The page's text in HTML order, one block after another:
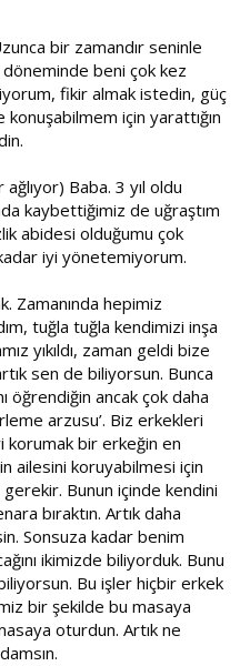
bir zamandır seninle
döneminde beni çok kez
fikir almak istedin, güç
için yarattığın
Baba. 3 yıl oldu
kaybettiğimiz de uğraştım
abidesi olduğumu çok
iyi yönetemiyorum.
Zamanında hepimiz
tuğla tuğla kendimizi inşa
yıkıldı, zaman geldi bize
sen de biliyorsun. Bunca
öğrendiğin ancak çok daha
arzusu’. Biz erkekleri
korumak bir erkeğin en
ailesini koruyabilmesi için
Bunun içinde kendini
bıraktın. Artık daha
Sonsuza kadar benim
ikimizde biliyorduk. Bunu
Bu işler hiçbir erkek
bir şekilde bu masaya
oturdun. Artık ne